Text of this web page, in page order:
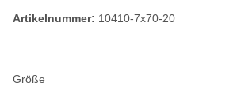
Artikelnummer: 10410-7x70-20
Größe